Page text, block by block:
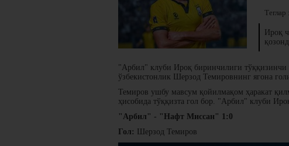
Теглар :
Ироқ
"Арбил" клуби Ироқ биринчилиги
ўзбекистонлик Шерзод Темировнинг ягона
Темиров ушбу мавсум қойилмақом ҳаракат
ҳисобида тўққизта гол бор. "Арбил" клуби
"Арбил" - "Нафт Миссан" 1:0
Гол: Шерзод Темиров